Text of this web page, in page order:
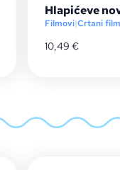
Hlapićeve
Filmovi|Crtani film
10,49 €